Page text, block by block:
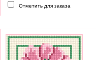
Отметить для заказа